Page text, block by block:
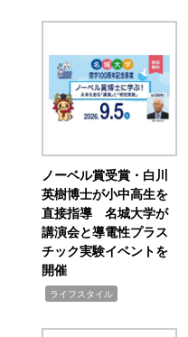
ノーベル賞受賞・白川
英樹博士が小中高生を
直接指導 名城大学が
講演会と導電性プラス
チック実験イベントを
開催
ライフスタイル